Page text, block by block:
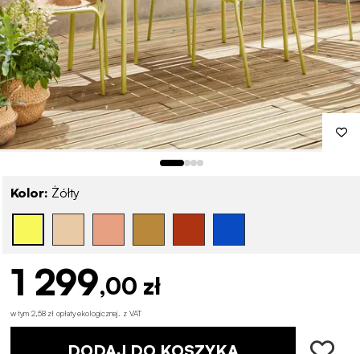
Kolor: Żółty
1 299,00 zł
w tym 2,58 zł opłaty ekologicznej z VAT